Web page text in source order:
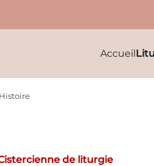
Accueil
Histoire
de liturgie